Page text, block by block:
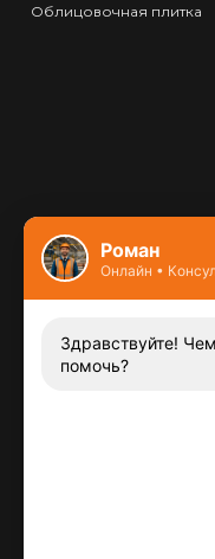
Облицовочная плитка
Контакты
Заказать звонок
Роман
Онлайн •
Здравствуйте!
помочь?